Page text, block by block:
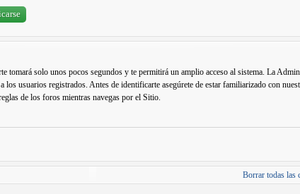
tomará solo unos pocos segundos y te permitirá un amplio acceso al sistema. La
los usuarios registrados. Antes de identificarte asegúrete de estar familiarizado con
de los foros mientras navegas por el Sitio.
Borrar todas las